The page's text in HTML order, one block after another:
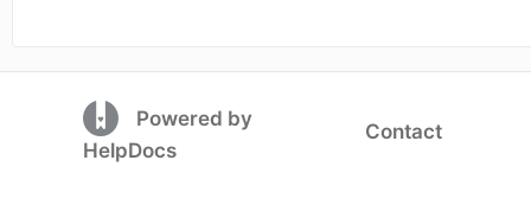
(opens in a new tab)
Powered by
HelpDocs
Contact